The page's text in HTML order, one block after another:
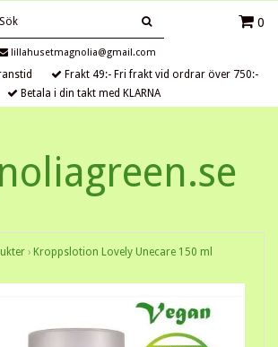
0
lillahusetmagnolia@gmail.com
Frakt 49:- Fri frakt vid ordrar över 750:-
Betala i din takt med KLARNA
› Kroppslotion Lovely Unecare 150 ml